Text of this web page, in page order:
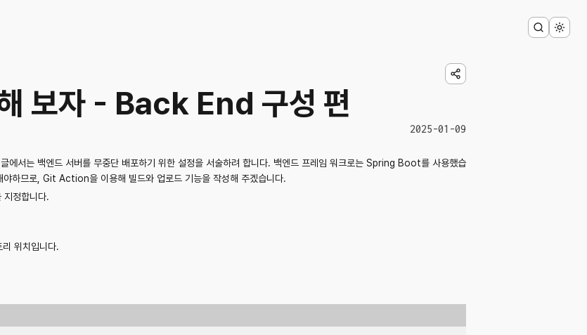
보자 - Back End 구성 편
2025-01-09
에서는 백엔드 서버를 무중단 배포하기 위한 설정을 서술하려 합니다. 백엔드 프레임 워크로는 Spring Boot를 사용했습
하므로, Git Action을 이용해 빌드와 업로드 기능을 작성해 주겠습니다.
정합니다.
위치입니다.